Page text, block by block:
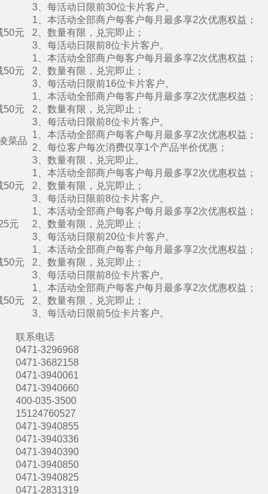
3、每活动日限前30位卡片客户。
50元
1、本活动全部商户每客户每月最多享2次优惠权益；
2、数量有限，兑完即止；
3、每活动日限前8位卡片客户。
50元
1、本活动全部商户每客户每月最多享2次优惠权益；
2、数量有限，兑完即止；
3、每活动日限前16位卡片客户。
50元
1、本活动全部商户每客户每月最多享2次优惠权益；
2、数量有限，兑完即止；
3、每活动日限前8位卡片客户。
菜品
1、本活动全部商户每客户每月最多享2次优惠权益；
2、每位客户每次消费仅享1个产品半价优惠；
3、数量有限，兑完即止。
50元
1、本活动全部商户每客户每月最多享2次优惠权益；
2、数量有限，兑完即止；
3、每活动日限前8位卡片客户。
元
1、本活动全部商户每客户每月最多享2次优惠权益；
2、数量有限，兑完即止；
3、每活动日限前20位卡片客户。
50元
1、本活动全部商户每客户每月最多享2次优惠权益；
2、数量有限，兑完即止；
3、每活动日限前8位卡片客户。
50元
1、本活动全部商户每客户每月最多享2次优惠权益；
2、数量有限，兑完即止；
3、每活动日限前5位卡片客户。
联系电话
0471-3296968
0471-3682158
0471-3940061
0471-3940660
400-035-3500
15124760527
0471-3940855
0471-3940336
0471-3940390
0471-3940850
0471-3940825
0471-2831319